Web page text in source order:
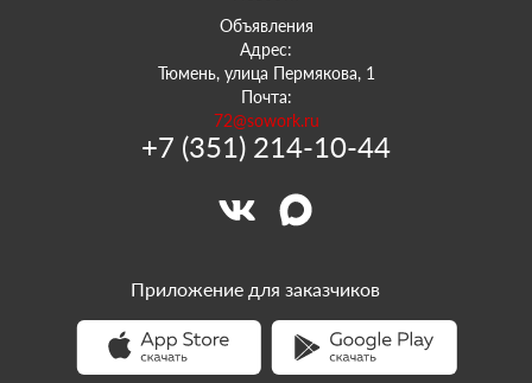
Объявления
Адрес:
Тюмень, улица Пермякова, 1
Почта:
72@sowork.ru
+7 (351) 214-10-44
Приложение для заказчиков